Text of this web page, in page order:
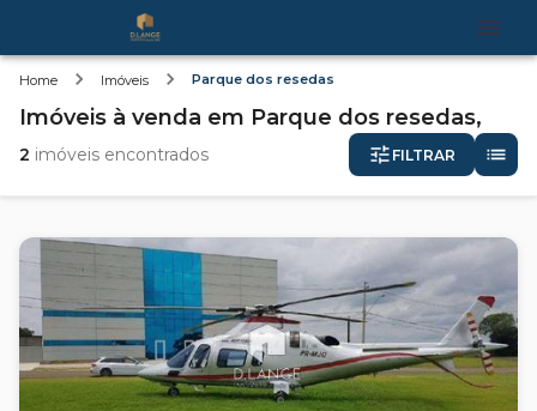
Home Imóveis Parque dos resedas
Imóveis à venda em Parque dos resedas,
2 imóveis encontrados FILTRAR